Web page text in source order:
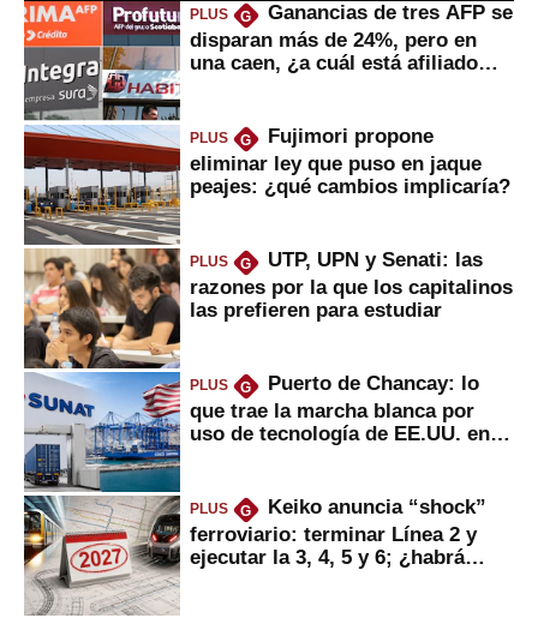
PLUS G
Ganancias de tres AFP se
disparan más de 24%, pero en
una caen, ¿a cuál está afiliado
PLUS G
Fujimori propone
eliminar ley que puso en jaque
peajes: ¿qué cambios implicaría?
PLUS G
UTP, UPN y Senati: las
razones por la que los capitalinos
las prefieren para estudiar
PLUS G
Puerto de Chancay: lo
que trae la marcha blanca por
uso de tecnología de EE.UU. en
PLUS G
Keiko anuncia “shock”
ferroviario: terminar Línea 2 y
ejecutar la 3, 4, 5 y 6; ¿habrá